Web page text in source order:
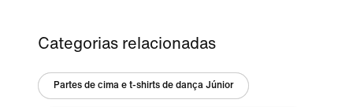
Categorias relacionadas
Partes de cima e t-shirts de dança Júnior